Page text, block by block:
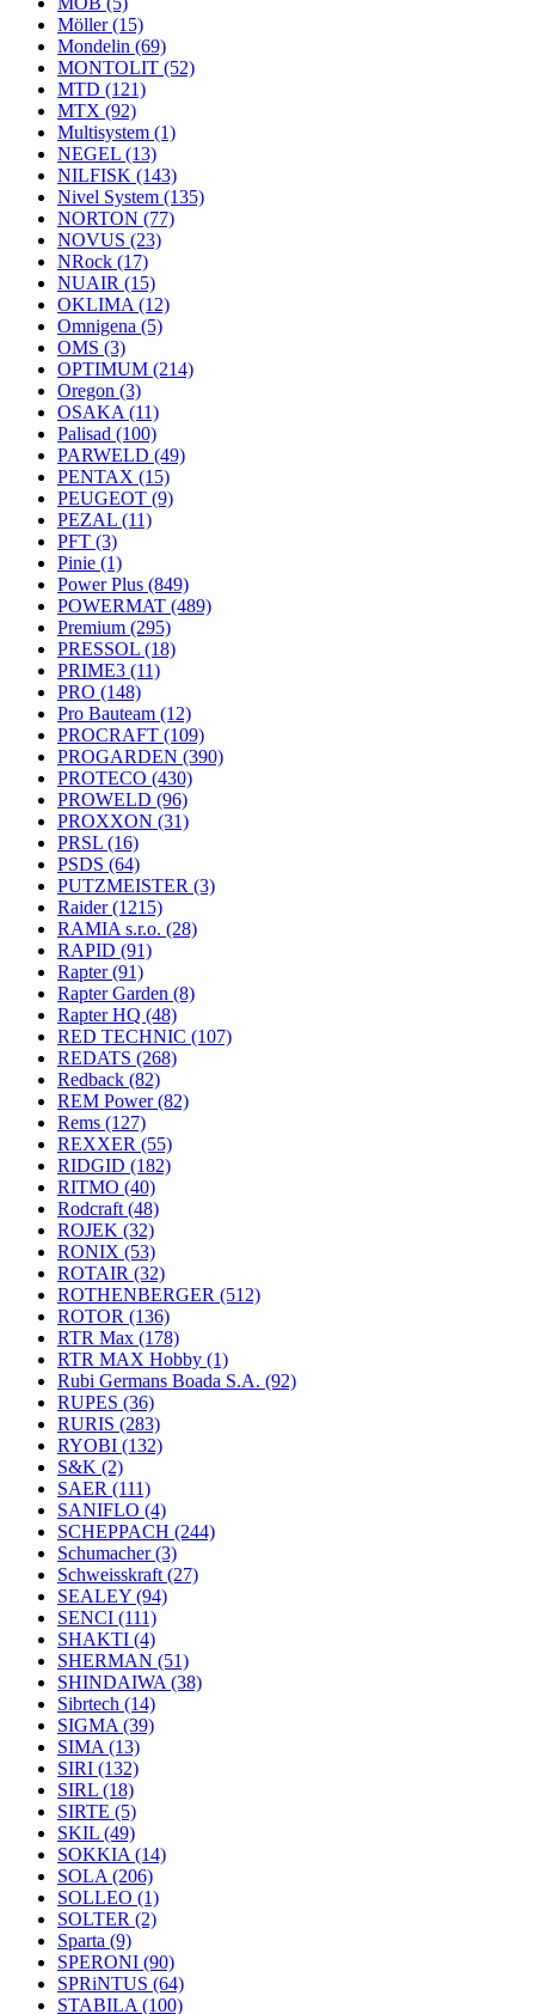
Möller(15)
Mondelin (69)
MONTOLIT (52)
MTD (121)
MTX (92)
Multisystem (1)
NEGEL (13)
NILFISK (143)
Nivel System (135)
NORTON (77)
NOVUS (23)
NRock (17)
NUAIR (15)
OKLIMA (12)
Omnigena (5)
OMS (3)
OPTIMUM (214)
Oregon (3)
OSAKA (11)
Palisad (100)
PARWELD (49)
PENTAX (15)
PEUGEOT (9)
PEZAL (11)
PFT (3)
Pinie (1)
Power Plus (849)
POWERMAT (489)
Premium (295)
PRESSOL (18)
PRIME3 (11)
PRO (148)
Pro Bauteam (12)
PROCRAFT (109)
PROGARDEN (390)
PROTECO (430)
PROWELD (96)
PROXXON (31)
PRSL (16)
PSDS (64)
PUTZMEISTER (3)
Raider(1215)
RAMIA s.r.o. (28)
RAPID (91)
Rapter(91)
Rapter Garden (8)
Rapter HQ (48)
RED TECHNIC (107)
REDATS (268)
Redback (82)
REM Power(82)
Rems (127)
REXXER (55)
RIDGID (182)
RITMO (40)
Rodcraft (48)
ROJEK (32)
RONIX (53)
ROTAIR (32)
ROTHENBERGER (512)
ROTOR (136)
RTR Max (178)
RTR MAX Hobby (1)
Rubi Germans Boada S.A. (92)
RUPES (36)
RURIS (283)
RYOBI (132)
S&K (2)
SAER (111)
SANIFLO (4)
SCHEPPACH (244)
Schumacher(3)
Schweisskraft (27)
SEALEY (94)
SENCI (111)
SHAKTI (4)
SHERMAN (51)
SHINDAIWA (38)
Sibrtech (14)
SIGMA (39)
SIMA (13)
SIRI (132)
SIRL (18)
SIRTE (5)
SKIL (49)
SOKKIA (14)
SOLA (206)
SOLLEO (1)
SOLTER (2)
Sparta (9)
SPERONI (90)
SPRiNTUS (64)
STABILA (100)